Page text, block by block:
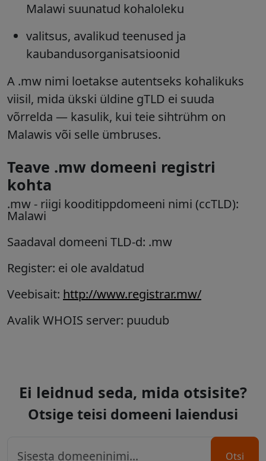
Malawi suunatud kohaloleku
valitsus, avalikud teenused ja
kaubandusorganisatsioonid
A .mw nimi loetakse autentseks kohalikuks
viisil, mida ükski üldine gTLD ei suuda
võrrelda — kasulik, kui teie sihtrühm on
Malawis või selle ümbruses.
Teave .mw domeeni registri
kohta
.mw - riigi kooditippdomeeni nimi (ccTLD):
Malawi
Saadaval domeeni TLD-d: .mw
Register: ei ole avaldatud
Veebisait: http://www.registrar.mw/
Avalik WHOIS server: puudub
Ei leidnud seda, mida otsisite?
Otsige teisi domeeni laiendusi
Otsi